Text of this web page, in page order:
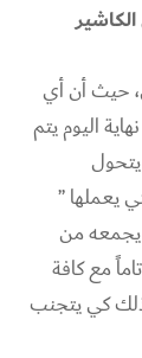
حيث أن أي
اليوم يتم
يعملها ”
يجمعه من
مع كافة
كي يتجنب